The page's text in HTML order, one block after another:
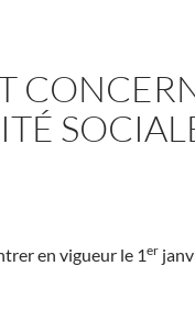
en vigueur le 1er